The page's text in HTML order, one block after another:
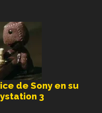
de Sony en su
3